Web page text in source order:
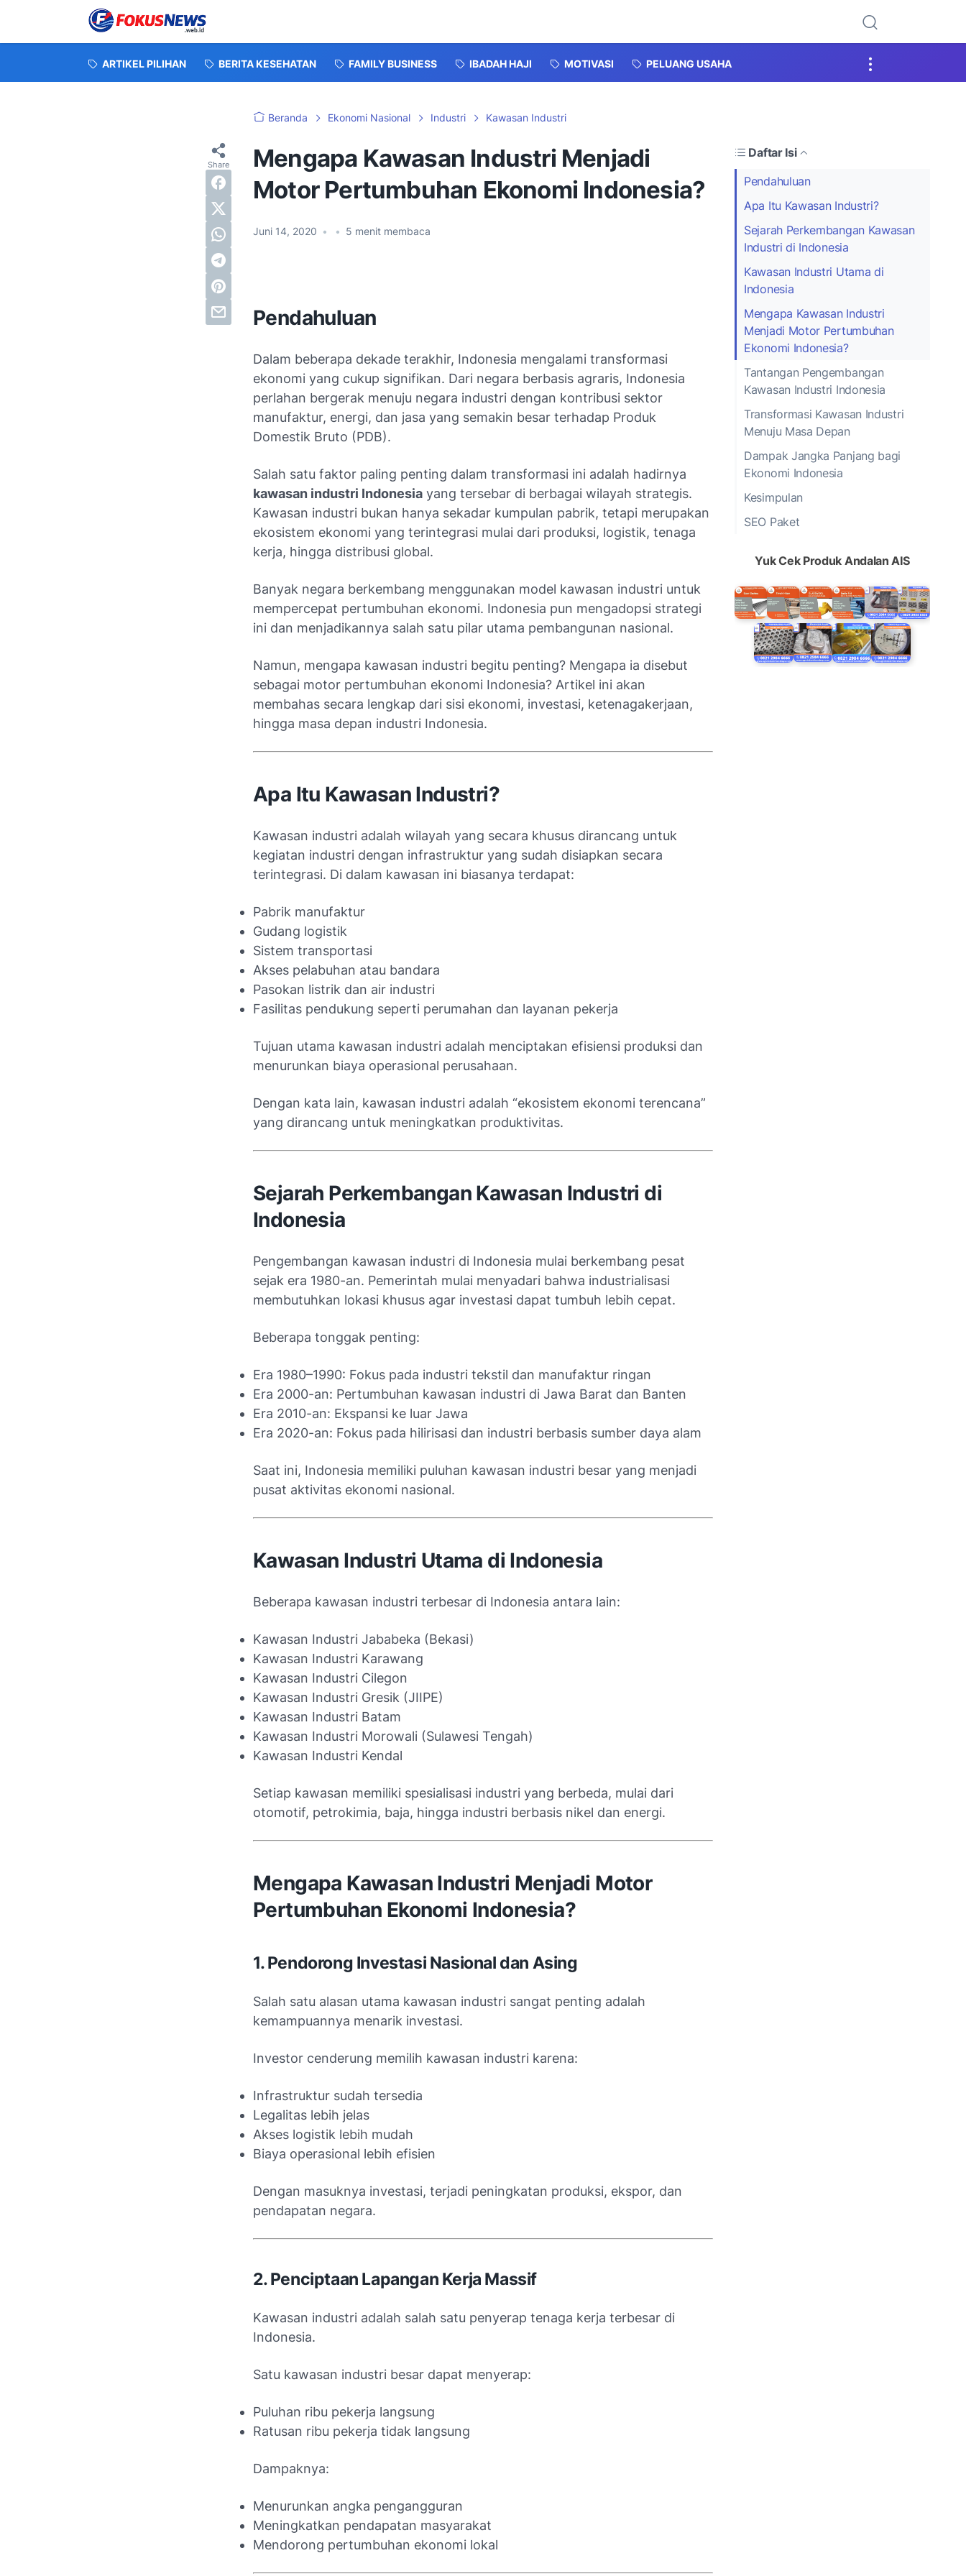
ARTIKEL PILIHAN BERITA KESEHATAN FAMILY BUSINESS IBADAH HAJI MOTIVASI PELUANG USAHA
Beranda Ekonomi Nasional Industri Kawasan Industri
Mengapa Kawasan Industri Menjadi
Motor Pertumbuhan Ekonomi Indonesia?
Juni 14, 2020 • • 5 menit membaca
Daftar Isi
Pendahuluan
Apa Itu Kawasan Industri?
Sejarah Perkembangan Kawasan
Industri di Indonesia
Kawasan Industri Utama di
Indonesia
Mengapa Kawasan Industri
Menjadi Motor Pertumbuhan
Ekonomi Indonesia?
Tantangan Pengembangan
Kawasan Industri Indonesia
Transformasi Kawasan Industri
Menuju Masa Depan
Dampak Jangka Panjang bagi
Ekonomi Indonesia
Kesimpulan
SEO Paket
Yuk Cek Produk Andalan AIS
Pendahuluan
Dalam beberapa dekade terakhir, Indonesia mengalami transformasi
ekonomi yang cukup signifikan. Dari negara berbasis agraris, Indonesia
perlahan bergerak menuju negara industri dengan kontribusi sektor
manufaktur, energi, dan jasa yang semakin besar terhadap Produk
Domestik Bruto (PDB).
Salah satu faktor paling penting dalam transformasi ini adalah hadirnya
kawasan industri Indonesia yang tersebar di berbagai wilayah strategis.
Kawasan industri bukan hanya sekadar kumpulan pabrik, tetapi merupakan
ekosistem ekonomi yang terintegrasi mulai dari produksi, logistik, tenaga
kerja, hingga distribusi global.
Banyak negara berkembang menggunakan model kawasan industri untuk
mempercepat pertumbuhan ekonomi. Indonesia pun mengadopsi strategi
ini dan menjadikannya salah satu pilar utama pembangunan nasional.
Namun, mengapa kawasan industri begitu penting? Mengapa ia disebut
sebagai motor pertumbuhan ekonomi Indonesia? Artikel ini akan
membahas secara lengkap dari sisi ekonomi, investasi, ketenagakerjaan,
hingga masa depan industri Indonesia.
Apa Itu Kawasan Industri?
Kawasan industri adalah wilayah yang secara khusus dirancang untuk
kegiatan industri dengan infrastruktur yang sudah disiapkan secara
terintegrasi. Di dalam kawasan ini biasanya terdapat:
Pabrik manufaktur
Gudang logistik
Sistem transportasi
Akses pelabuhan atau bandara
Pasokan listrik dan air industri
Fasilitas pendukung seperti perumahan dan layanan pekerja
Tujuan utama kawasan industri adalah menciptakan efisiensi produksi dan
menurunkan biaya operasional perusahaan.
Dengan kata lain, kawasan industri adalah “ekosistem ekonomi terencana”
yang dirancang untuk meningkatkan produktivitas.
Sejarah Perkembangan Kawasan Industri di
Indonesia
Pengembangan kawasan industri di Indonesia mulai berkembang pesat
sejak era 1980-an. Pemerintah mulai menyadari bahwa industrialisasi
membutuhkan lokasi khusus agar investasi dapat tumbuh lebih cepat.
Beberapa tonggak penting:
Era 1980–1990: Fokus pada industri tekstil dan manufaktur ringan
Era 2000-an: Pertumbuhan kawasan industri di Jawa Barat dan Banten
Era 2010-an: Ekspansi ke luar Jawa
Era 2020-an: Fokus pada hilirisasi dan industri berbasis sumber daya alam
Saat ini, Indonesia memiliki puluhan kawasan industri besar yang menjadi
pusat aktivitas ekonomi nasional.
Kawasan Industri Utama di Indonesia
Beberapa kawasan industri terbesar di Indonesia antara lain:
Kawasan Industri Jababeka (Bekasi)
Kawasan Industri Karawang
Kawasan Industri Cilegon
Kawasan Industri Gresik (JIIPE)
Kawasan Industri Batam
Kawasan Industri Morowali (Sulawesi Tengah)
Kawasan Industri Kendal
Setiap kawasan memiliki spesialisasi industri yang berbeda, mulai dari
otomotif, petrokimia, baja, hingga industri berbasis nikel dan energi.
Mengapa Kawasan Industri Menjadi Motor
Pertumbuhan Ekonomi Indonesia?
1. Pendorong Investasi Nasional dan Asing
Salah satu alasan utama kawasan industri sangat penting adalah
kemampuannya menarik investasi.
Investor cenderung memilih kawasan industri karena:
Infrastruktur sudah tersedia
Legalitas lebih jelas
Akses logistik lebih mudah
Biaya operasional lebih efisien
Dengan masuknya investasi, terjadi peningkatan produksi, ekspor, dan
pendapatan negara.
2. Penciptaan Lapangan Kerja Massif
Kawasan industri adalah salah satu penyerap tenaga kerja terbesar di
Indonesia.
Satu kawasan industri besar dapat menyerap:
Puluhan ribu pekerja langsung
Ratusan ribu pekerja tidak langsung
Dampaknya:
Menurunkan angka pengangguran
Meningkatkan pendapatan masyarakat
Mendorong pertumbuhan ekonomi lokal